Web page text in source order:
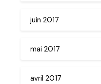
juin 2017
mai 2017
avril 2017